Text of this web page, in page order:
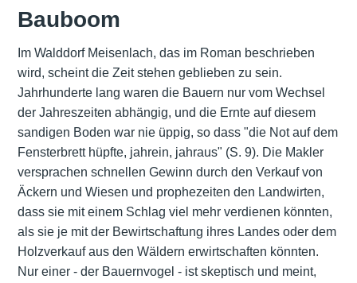
Bauboom
Im Walddorf Meisenlach, das im Roman beschrieben
wird, scheint die Zeit stehen geblieben zu sein.
Jahrhunderte lang waren die Bauern nur vom Wechsel
der Jahreszeiten abhängig, und die Ernte auf diesem
sandigen Boden war nie üppig, so dass "die Not auf dem
Fensterbrett hüpfte, jahrein, jahraus" (S. 9). Die Makler
versprachen schnellen Gewinn durch den Verkauf von
Äckern und Wiesen und prophezeiten den Landwirten,
dass sie mit einem Schlag viel mehr verdienen könnten,
als sie je mit der Bewirtschaftung ihres Landes oder dem
Holzverkauf aus den Wäldern erwirtschaften könnten.
Nur einer - der Bauernvogel - ist skeptisch und meint,